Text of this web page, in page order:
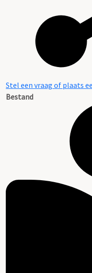
Stel een vraag of plaats
Bestand